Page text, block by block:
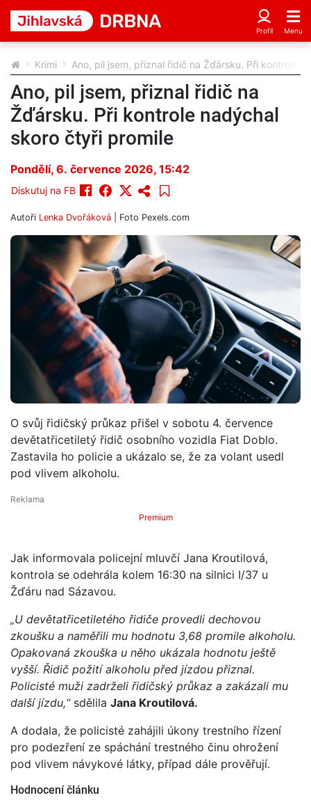
Krimi Ano, pil jsem, přiznal řidič na Žďársku. Při kontrole
Ano, pil jsem, přiznal řidič na
Žďársku. Při kontrole nadýchal
skoro čtyři promile
Pondělí, 6. července 2026, 15:42
Diskutuj na FB
Autoři Lenka Dvořáková | Foto Pexels.com
O svůj řidičský průkaz přišel v sobotu 4. července
devětatřicetiletý řidič osobního vozidla Fiat Doblo.
Zastavila ho policie a ukázalo se, že za volant usedl
pod vlivem alkoholu.
Premium
Jak informovala policejní mluvčí Jana Kroutilová,
kontrola se odehrála kolem 16:30 na silnici I/37 u
Žďáru nad Sázavou.
„U devětatřicetiletého řidiče provedli dechovou
zkoušku a naměřili mu hodnotu 3,68 promile alkoholu.
Opakovaná zkouška u něho ukázala hodnotu ještě
vyšší. Řidič požití alkoholu před jízdou přiznal.
Policisté muži zadrželi řidičský průkaz a zakázali mu
další jízdu,“sdělila Jana Kroutilová.
A dodala, že policisté zahájili úkony trestního řízení
pro podezření ze spáchání trestného činu ohrožení
pod vlivem návykové látky, případ dále prověřují.
Hodnocení článku